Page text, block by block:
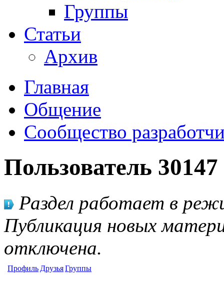
Группы
Статьи
Архив
Главная
Общение
Сообщество
Пользователь 30147
Раздел работает в
Публикация новых
отключена.
Профиль ДрузьяГруппы